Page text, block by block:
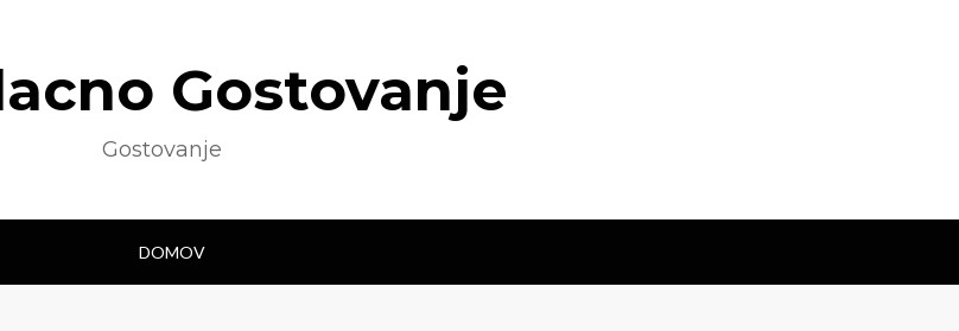
Gostovanje
Gostovanje
DOMOV